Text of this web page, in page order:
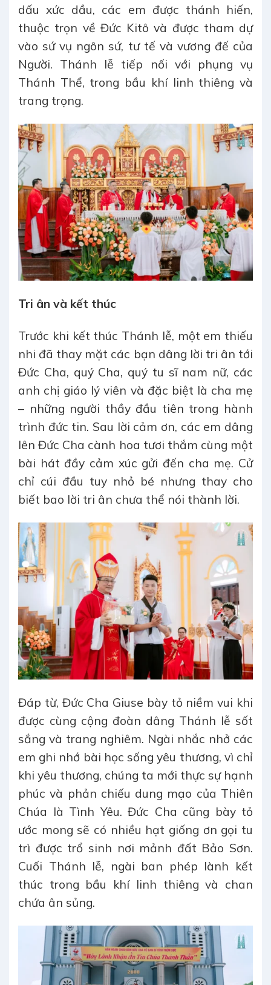
dấu xức dầu, các em được thánh hiến,
thuộc trọn về Đức Kitô và được tham dự
vào sứ vụ ngôn sứ, tư tế và vương đế của
Người. Thánh lễ tiếp nối với phụng vụ
Thánh Thể, trong bầu khí linh thiêng và
trang trọng.
Tri ân và kết thúc
Trước khi kết thúc Thánh lễ, một em thiếu
nhi đã thay mặt các bạn dâng lời tri ân tới
Đức Cha, quý Cha, quý tu sĩ nam nữ, các
anh chị giáo lý viên và đặc biệt là cha mẹ
– những người thầy đầu tiên trong hành
trình đức tin. Sau lời cảm ơn, các em dâng
lên Đức Cha cành hoa tươi thắm cùng một
bài hát đầy cảm xúc gửi đến cha mẹ. Cử
chỉ cúi đầu tuy nhỏ bé nhưng thay cho
biết bao lời tri ân chưa thể nói thành lời.
Đáp từ, Đức Cha Giuse bày tỏ niềm vui khi
được cùng cộng đoàn dâng Thánh lễ sốt
sắng và trang nghiêm. Ngài nhắc nhở các
em ghi nhớ bài học sống yêu thương, vì chỉ
khi yêu thương, chúng ta mới thực sự hạnh
phúc và phản chiếu dung mạo của Thiên
Chúa là Tình Yêu. Đức Cha cũng bày tỏ
ước mong sẽ có nhiều hạt giống ơn gọi tu
trì được trổ sinh nơi mảnh đất Bảo Sơn.
Cuối Thánh lễ, ngài ban phép lành kết
thúc trong bầu khí linh thiêng và chan
chứa ân sủng.